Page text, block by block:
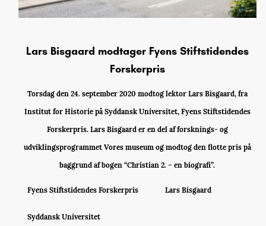
Lars Bisgaard modtager Fyens Stiftstidendes
Forskerpris
Torsdag den 24. september 2020 modtog lektor Lars Bisgaard, fra
Institut for Historie på Syddansk Universitet, Fyens Stiftstidendes
Forskerpris. Lars Bisgaard er en del af forsknings- og
udviklingsprogrammet Vores museum og modtog den flotte pris på
baggrund af bogen “Christian 2. – en biografi”.
Fyens Stiftstidendes Forskerpris Lars Bisgaard
Syddansk Universitet